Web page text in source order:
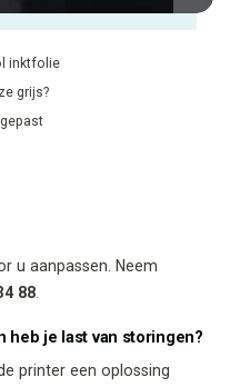
inktfolie
grijs?
u aanpassen. Neem
88
heb je last van storingen?
printer een oplossing